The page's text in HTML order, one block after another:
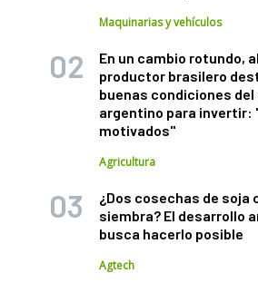
Maquinarias y vehículos
En un cambio rotundo,
productor brasilero
buenas condiciones del
argentino para invertir:
motivados"
Agricultura
¿Dos cosechas de soja
siembra? El desarrollo
busca hacerlo posible
Agtech